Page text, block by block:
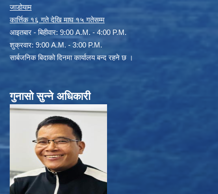
जाडोयाम
कार्त्तिक १६ गते देखि माघ १५ गतेसम्म
आइतबार - बिहीवार: 9:00 A.M. - 4:00 P.M.
शुक्रवार: 9:00 A.M. - 3:00 P.M.
सार्बजनिक बिदाको दिनमा कार्यालय बन्द रहने छ ।
गुनासो सुन्ने अधिकारी